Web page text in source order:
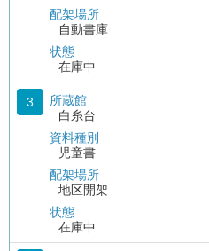
配架場所
自動書庫
状態
在庫中
3
所蔵館
白糸台
資料種別
児童書
配架場所
地区開架
状態
在庫中